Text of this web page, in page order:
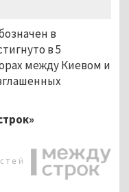
в
в 5
между Киевом и